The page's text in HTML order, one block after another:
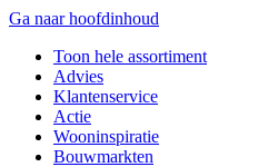
Ga naar hoofdinhoud
Toon hele assortiment
Advies
Klantenservice
Actie
Wooninspiratie
Bouwmarkten